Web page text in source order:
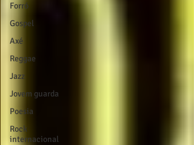
Forró
Gospel
Axé
Reggae
Jazz
Jovem guarda
Poesia
Rock
internacional